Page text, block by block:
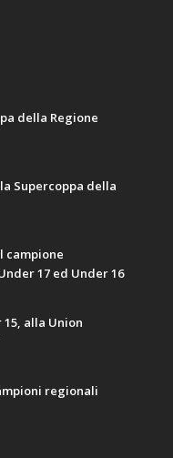
della Regione
Supercoppa della
campione
17 ed Under 16
alla Union
regionali